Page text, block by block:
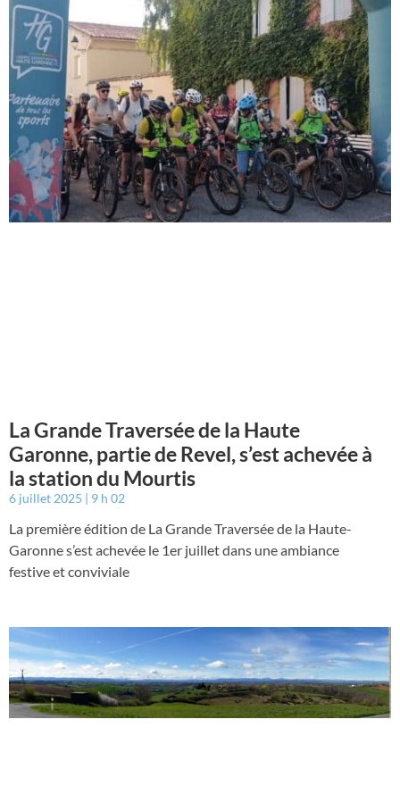
La Grande Traversée de la Haute
Garonne, partie de Revel, s’est achevée à
la station du Mourtis
6 juillet 2025 9 h 02
La première édition de La Grande Traversée de la Haute-
Garonne s’est achevée le 1er juillet dans une ambiance
festive et conviviale